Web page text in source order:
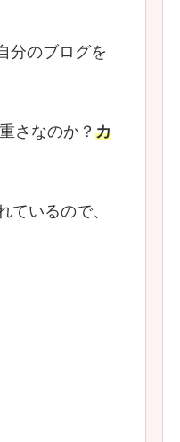
分のブログを
さなのか？ カ
いるので、